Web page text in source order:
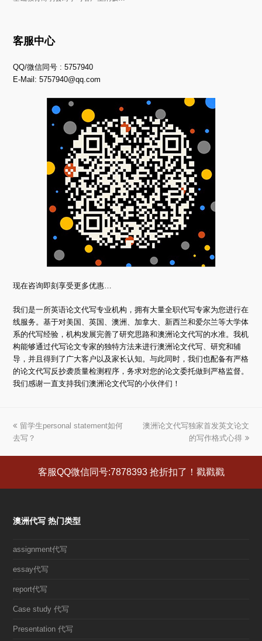
客服中心
QQ/微信同号 : 5757940
E-Mail:5757940@qq.com
现在咨询即刻享受更多优惠…
我们是一所英语论文代写专业机构，拥有大量全职代写专家为您进行在
线服务。基于对美国、英国、澳洲、加拿大、新西兰和爱尔兰等大学体
系的代写经验，机构发展完善了研究思路和澳洲论文代写的水准。我机
构能够通过代写论文专家的独特方法来进行澳洲论文代写、研究和辅
导，并且得到了广大客户以及家长认知。与此同时，我们也配备有严格
的论文代写反抄袭质量检测程序，务求对您的论文委托做到严格监督。
我们感谢一直支持我们澳洲论文代写的小伙伴们！
上
一
留学生personal statement如何
去写？
下
章:
澳洲论文代写独家首发英文论文
的写作格式心得
客服QQ微信同号:7878393 抢折扣了！戳戳戳
澳洲代写 热门类型
assignment代写
essay代写
report代写
Case study 代写
Presentation 代写